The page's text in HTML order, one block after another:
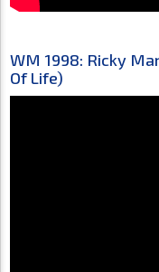
WM 1998: Ricky
Of Life)